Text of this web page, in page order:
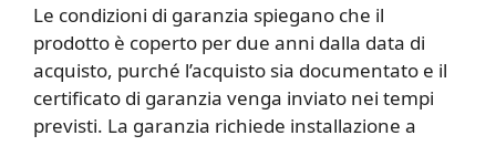
Le condizioni di garanzia spiegano che il
prodotto è coperto per due anni dalla data di
acquisto, purché l’acquisto sia documentato e il
certificato di garanzia venga inviato nei tempi
previsti. La garanzia richiede installazione a